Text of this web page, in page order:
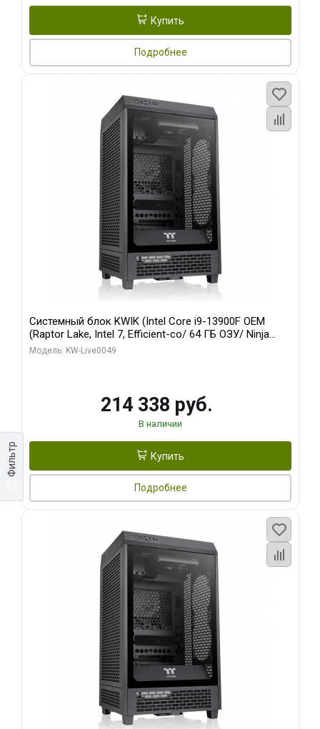
Фильтр
Купить
Подробнее
Системный блок KWIK (Intel Core i9-13900F OEM
(Raptor Lake, Intel 7, Efficient-co/ 64 ГБ ОЗУ/ Ninja
Sinotex RTX3070Ti 8GB GDDR6X 256bit 3xDP HDMI / 1
Модель: KW-Live0049
214 338 руб.
В наличии
Купить
Подробнее